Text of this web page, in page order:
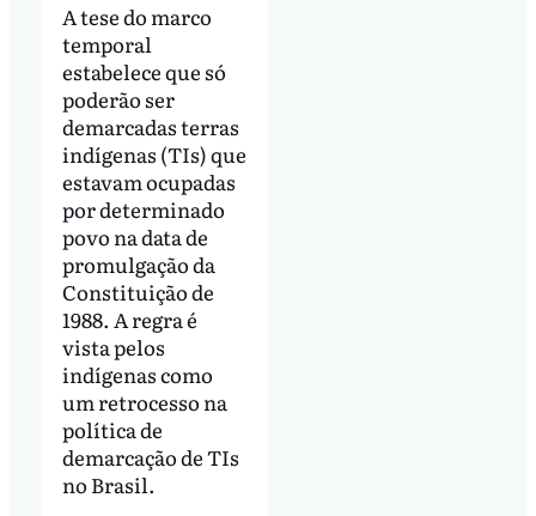
A tese do marco
temporal
estabelece que só
poderão ser
demarcadas terras
indígenas (TIs) que
estavam ocupadas
por determinado
povo na data de
promulgação da
Constituição de
1988. A regra é
vista pelos
indígenas como
um retrocesso na
política de
demarcação de TIs
no Brasil.